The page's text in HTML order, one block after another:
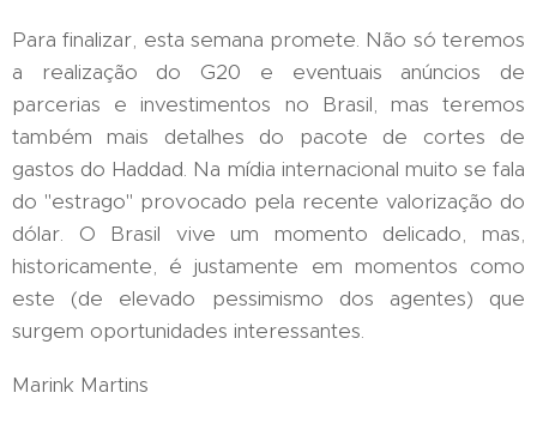
Para finalizar, esta semana promete. Não só teremos
a realização do G20 e eventuais anúncios de
parcerias e investimentos no Brasil, mas teremos
também mais detalhes do pacote de cortes de
gastos do Haddad. Na mídia internacional muito se fala
do "estrago" provocado pela recente valorização do
dólar. O Brasil vive um momento delicado, mas,
historicamente, é justamente em momentos como
este (de elevado pessimismo dos agentes) que
surgem oportunidades interessantes.
Marink Martins